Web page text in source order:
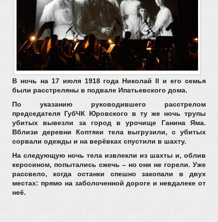
В ночь на 17 июля 1918 года Николай II и его семья
были расстреляны в подвале Ипатьевского дома.
По указанию руководившего расстрелом
председателя ГубЧК Юровского в ту же ночь трупы
убитых вывезли за город в урочище Ганина Яма.
Вблизи деревни Коптяки тела выгрузили, с убитых
сорвали одежды и на верёвках спустили в шахту.
На следующую ночь тела извлекли из шахты и, облив
керосином, попытались сжечь – но они не горели. Уже
рассвело, когда останки спешно закопали в двух
местах: прямо на заболоченной дороге и невдалеке от
неё.